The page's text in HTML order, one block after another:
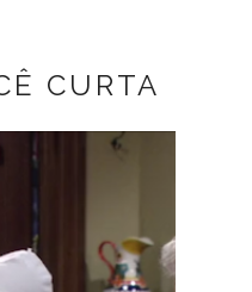
CURTA